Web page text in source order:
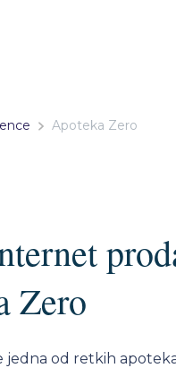
Apoteka Zero
Zero
jedna od retkih